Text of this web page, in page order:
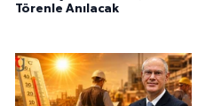
Törenle Anılacak